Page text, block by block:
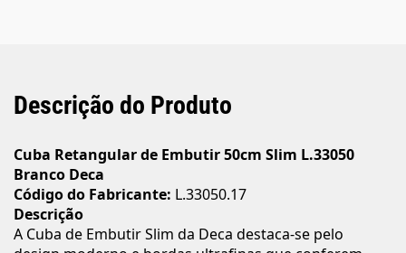
Descrição do Produto
Cuba Retangular de Embutir 50cm Slim L.33050
Branco Deca
Código do Fabricante: L.33050.17
Descrição
A Cuba de Embutir Slim da Deca destaca-se pelo